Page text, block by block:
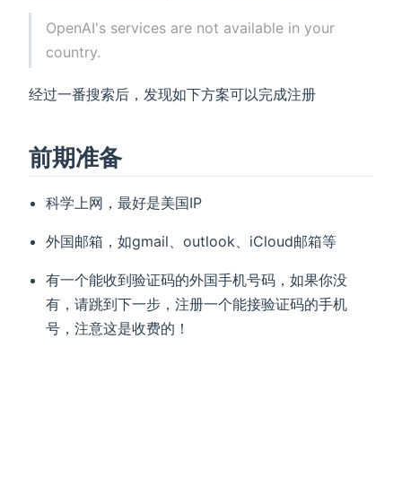
OpenAI's services are not available in your
country.
经过一番搜索后，发现如下方案可以完成注册
前期准备
科学上网，最好是美国IP
外国邮箱，如gmail、outlook、iCloud邮箱等
有一个能收到验证码的外国手机号码，如果你没
有，请跳到下一步，注册一个能接验证码的手机
号，注意这是收费的！